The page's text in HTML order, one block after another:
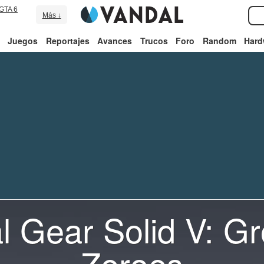
6
Más ↓
Juegos Reportajes Avances Trucos Foro Random
Gear Solid V: